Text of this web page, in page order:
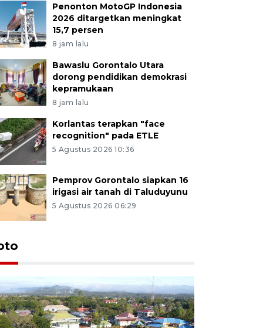
Penonton MotoGP Indonesia
2026 ditargetkan meningkat
15,7 persen
8 jam lalu
Bawaslu Gorontalo Utara
dorong pendidikan demokrasi
kepramukaan
8 jam lalu
Korlantas terapkan "face
recognition" pada ETLE
5 Agustus 2026 10:36
Pemprov Gorontalo siapkan 16
irigasi air tanah di Taluduyunu
5 Agustus 2026 06:29